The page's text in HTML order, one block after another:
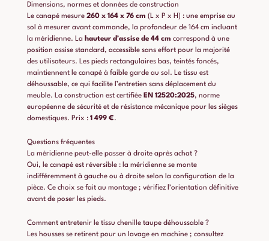
Dimensions, normes et données de construction
Le canapé mesure 260 x 164 x 76 cm (L x P x H) : une emprise au
sol à mesurer avant commande, la profondeur de 164 cm incluant
la méridienne. La hauteur d’assise de 44 cm correspond à une
position assise standard, accessible sans effort pour la majorité
des utilisateurs. Les pieds rectangulaires bas, teintés foncés,
maintiennent le canapé à faible garde au sol. Le tissu est
déhoussable, ce qui facilite l’entretien sans déplacement du
meuble. La construction est certifiée EN 12520:2025, norme
européenne de sécurité et de résistance mécanique pour les sièges
domestiques. Prix : 1 499 €.
Questions fréquentes
La méridienne peut-elle passer à droite après achat ?
Oui, le canapé est réversible : la méridienne se monte
indifféremment à gauche ou à droite selon la configuration de la
pièce. Ce choix se fait au montage ; vérifiez l’orientation définitive
avant de poser les pieds.
Comment entretenir le tissu chenille taupe déhoussable ?
Les housses se retirent pour un lavage en machine ; consultez